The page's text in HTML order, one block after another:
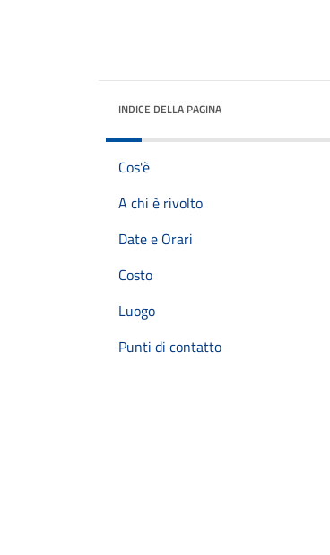
INDICE DELLA PAGINA
Cos'è
A chi è rivolto
Date e Orari
Costo
Luogo
Punti di contatto